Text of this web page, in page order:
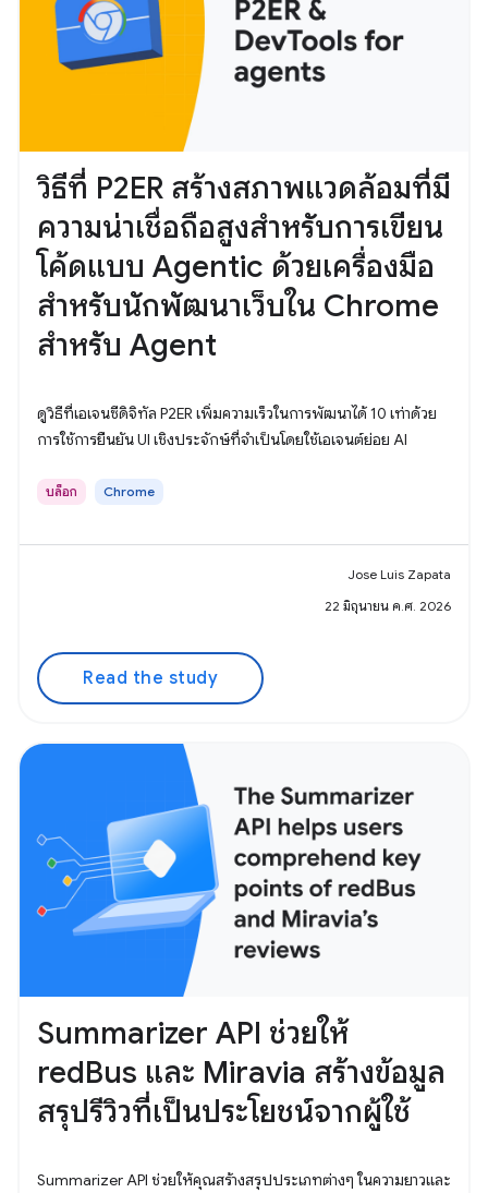
วิธีที่ P2ER สร้างสภาพแวดล้อมที่มี
ความน่าเชื่อถือสูงสำหรับการเขียน
โค้ดแบบ Agentic ด้วยเครื่องมือ
สำหรับนักพัฒนาเว็บใน Chrome
สำหรับ Agent
ดูวิธีที่เอเจนซีดิจิทัล P2ER เพิ่มความเร็วในการพัฒนาได้ 10 เท่าด้วย
การใช้การยืนยัน UI เชิงประจักษ์ที่จำเป็นโดยใช้เอเจนต์ย่อย AI
บล็อก Chrome
Jose Luis Zapata
22 มิถุนายน ค.ศ. 2026
Read the study
Summarizer API ช่วยให้
redBus และ Miravia สร้างข้อมูล
สรุปรีวิวที่เป็นประโยชน์จากผู้ใช้
Summarizer API ช่วยให้คุณสร้างสรุปประเภทต่างๆ ในความยาวและ